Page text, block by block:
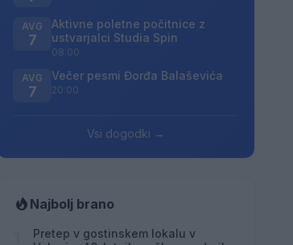
AVG
7
Aktivne poletne počitnice z
ustvarjalci Studia Spin
08:00
AVG
7
Večer pesmi Đorđa Balaševića
20:00
Vsi dogodki →
Najbolj brano
Pretep v gostinskem lokalu v